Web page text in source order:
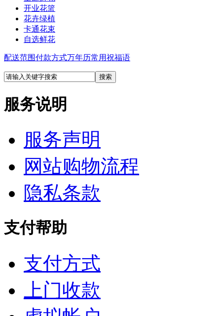
开业花篮
花卉绿植
卡通花束
自选鲜花
配送范围付款方式万年历常用祝福语
服务说明
服务声明
网站购物流程
隐私条款
支付帮助
支付方式
上门收款